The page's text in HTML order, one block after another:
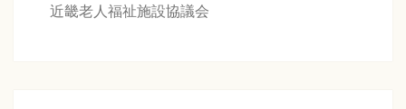
近畿老人福祉施設協議会